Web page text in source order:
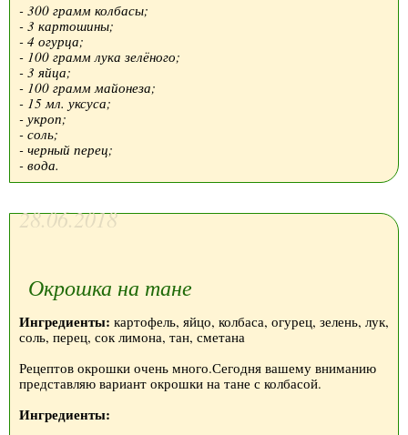
- 300 грамм колбасы;
- 3 картошины;
- 4 огурца;
- 100 грамм лука зелёного;
- 3 яйца;
- 100 грамм майонеза;
- 15 мл. уксуса;
- укроп;
- соль;
- черный перец;
- вода.
28.06.2018
Окрошка на тане
Ингредиенты: картофель, яйцо, колбаса, огурец, зелень, лук,
соль, перец, сок лимона, тан, сметана
Рецептов окрошки очень много.Сегодня вашему вниманию
представляю вариант окрошки на тане с колбасой.
Ингредиенты: